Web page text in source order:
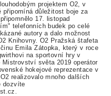
projektem O2, v
připomíná důležitost boje za
17. listopad
telefonních budek po celé
autory a dalo možnost
Knihovny. O2 Pražská štafeta
Emila Zátopka, který v roce
na sportovní hry v
Mistrovství světa 2019 operátor
hokejové reprezentace v
realizovalo mnoho dalších
dozvíte